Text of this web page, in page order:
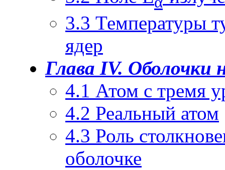
3.3 Температуры
ядер
Глава IV. Оболочки
4.1 Атом с тремя
4.2 Реальный атом
4.3 Роль
оболочке